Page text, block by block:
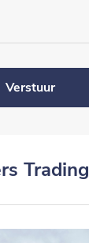
Verstuur
Trading